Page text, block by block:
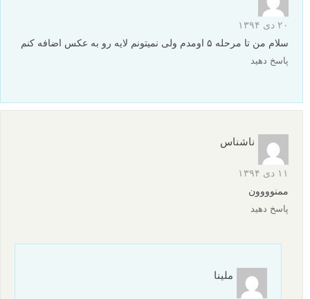
۲۰ دی ۱۳۹۴
سلام من تا مرحله ۵ اومدم ولی نمیتونم لایه رو به عکس اضافه کنم
پاسخ دهید
ناشناس
۱۱ دی ۱۳۹۴
ممنوووون
پاسخ دهید
ملینا